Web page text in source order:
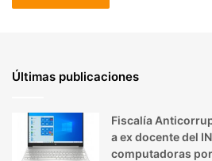
Últimas publicaciones
Fiscalía
a ex docente del
computadoras